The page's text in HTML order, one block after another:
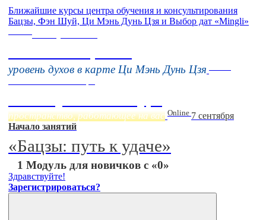
Ближайшие курсы центра обучения и консультирования
Бацзы, Фэн Шуй, Ци Мэнь Дунь Цзя и Выбор дат «Mingli»
уровень духов в карте Ци Мэнь Дунь Цзя
пространство, работающее на вас Online 7 сентября
Начало занятий
«Бацзы: путь к удаче»
1 Модуль для новичков с «0»
Здравствуйте!
Зарегистрироваться?